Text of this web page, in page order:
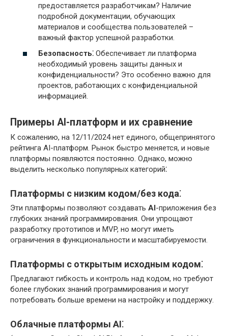
предоставляется разработчикам? Наличие
подробной документации, обучающих
материалов и сообщества пользователей –
важный фактор успешной разработки.
Безопасность⁚ Обеспечивает ли платформа
необходимый уровень защиты данных и
конфиденциальности? Это особенно важно для
проектов, работающих с конфиденциальной
информацией.
Примеры AI-платформ и их сравнение
К сожалению, на 12/11/2024 нет единого, общепринятого
рейтинга AI-платформ. Рынок быстро меняется, и новые
платформы появляются постоянно. Однако, можно
выделить несколько популярных категорий⁚
Платформы с низким кодом/без кода⁚
Эти платформы позволяют создавать AI -приложения без
глубоких знаний программирования. Они упрощают
разработку прототипов и MVP, но могут иметь
ограничения в функциональности и масштабируемости.
Платформы с открытым исходным кодом⁚
Предлагают гибкость и контроль над кодом, но требуют
более глубоких знаний программирования и могут
потребовать больше времени на настройку и поддержку.
Облачные платформы AI⁚